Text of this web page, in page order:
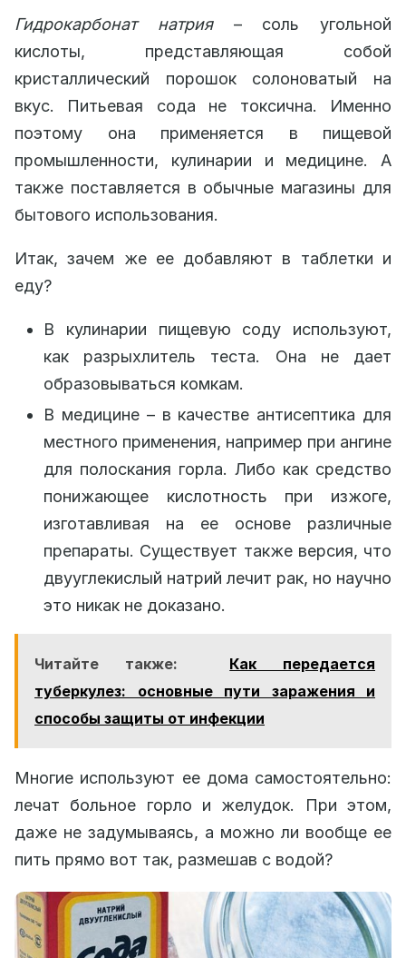
Гидрокарбонат натрия– соль угольной
кислоты, представляющая собой
кристаллический порошок солоноватый на
вкус. Питьевая сода не токсична. Именно
поэтому она применяется в пищевой
промышленности, кулинарии и медицине. А
также поставляется в обычные магазины для
бытового использования.
Итак, зачем же ее добавляют в таблетки и
еду?
В кулинарии пищевую соду используют,
как разрыхлитель теста. Она не дает
образовываться комкам.
В медицине – в качестве антисептика для
местного применения, например при ангине
для полоскания горла. Либо как средство
понижающее кислотность при изжоге,
изготавливая на ее основе различные
препараты. Существует также версия, что
двууглекислый натрий лечит рак, но научно
это никак не доказано.
Читайте также:
Как передается
туберкулез: основные пути заражения и
способы защиты от инфекции
Многие используют ее дома самостоятельно:
лечат больное горло и желудок. При этом,
даже не задумываясь, а можно ли вообще ее
пить прямо вот так, размешав с водой?